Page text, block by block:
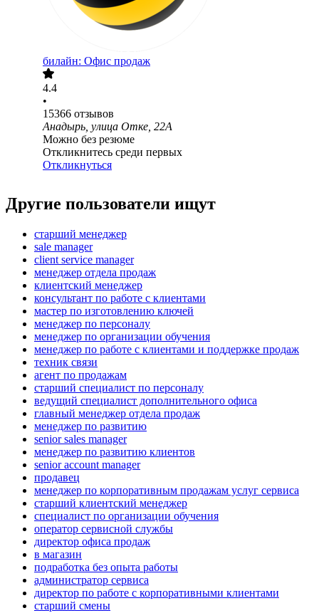
билайн: Офис продаж
4.4
•
15366 отзывов
Анадырь, улица Отке, 22А
Можно без резюме
Откликнитесь среди первых
Откликнуться
Другие пользователи ищут
старший менеджер
sale manager
client service manager
менеджер отдела продаж
клиентский менеджер
консультант по работе с клиентами
мастер по изготовлению ключей
менеджер по персоналу
менеджер по организации обучения
менеджер по работе с клиентами и поддержке продаж
техник связи
агент по продажам
старший специалист по персоналу
ведущий специалист дополнительного офиса
главный менеджер отдела продаж
менеджер по развитию
senior sales manager
менеджер по развитию клиентов
senior account manager
продавец
менеджер по корпоративным продажам услуг сервиса
старший клиентский менеджер
специалист по организации обучения
оператор сервисной службы
директор офиса продаж
в магазин
подработка без опыта работы
администратор сервиса
директор по работе с корпоративными клиентами
старший смены